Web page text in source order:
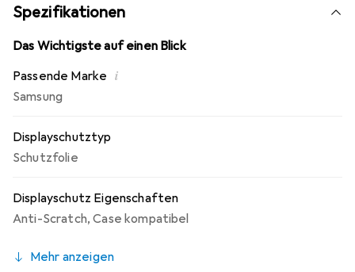
Aufbringen und schmiegt sich damit von selbst an das
Display an. Keine Beeinträchtigung der Bedienbarkeit!
Die dipos Displayschutzfolie bietet ein angenehmes
Wi-Fi optimiert.
Spezifikationen
Das Wichtigste auf einen Blick
Passende Marke i
Samsung
Displayschutztyp
Schutzfolie
Displayschutz Eigenschaften
Anti-Scratch,Case kompatibel
Mehr anzeigen